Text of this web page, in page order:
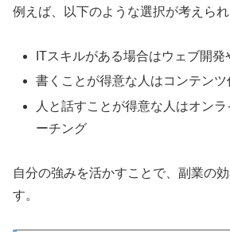
例えば、以下のような選択が考えられ
ITスキルがある場合はウェブ開発
書くことが得意な人はコンテン
人と話すことが得意な人はオン
ーチング
自分の強みを活かすことで、副業の
す。